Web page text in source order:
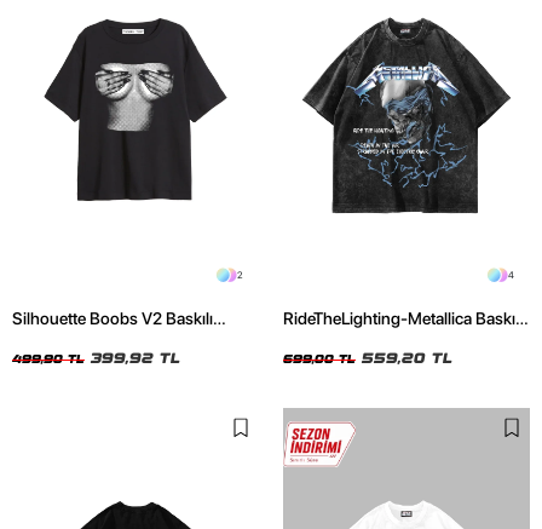
2
Silhouette Boobs V2 Baskılı
499,90 TL 399,92 TL
4
RideTheLighting-Metallica Baskılı
Tshirt
699,00 TL 559,20 TL